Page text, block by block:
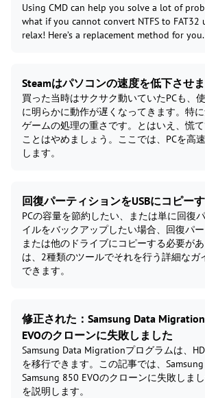
Using CMD can help you solve a lot of
what if you cannot convert NTFS to FAT32
relax! Here’s a replacement method for you.
Steamはパソコンの速度を低下させ
買った当時はサクサク動いていたPCも、
に明らかに動作が遅くなってきます。特
ゲームの処理の重さです。とはいえ、慌
ことはやめましょう。ここでは、PCを高
します。
回復パーティションをUSBにコピー
PCの容量を節約したい、または単に回復
イルをバックアップしたい場合、回復パ
または他のドライブにコピーする必要が
は、2種類のツールでそれを行う詳細なガ
できます。
修正された：Samsung Data
EVOのクローンに失敗しました
Samsung Data Migrationプログラムは、
を移行できます。この記事では、
Samsung 850 EVOのクローンに失敗しま
を説明します。